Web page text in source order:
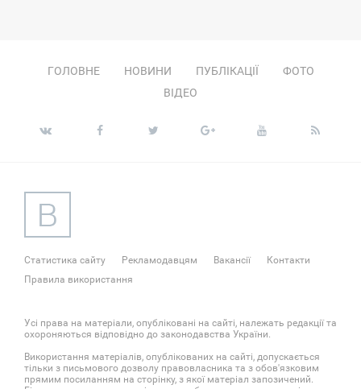
ГОЛОВНЕ НОВИНИ ПУБЛІКАЦІЇ
ФОТО
ВІДЕО
Статистика сайту Рекламодавцям Вакансії
Контакти
Правила використання
Усі права на матеріали, опубліковані на сайті, належать редакції та
охороняються відповідно до законодавства України.
Використання матеріалів, опублікованих на сайті, допускається
тільки з письмового дозволу правовласника та з обов'язковим
прямим посиланням на сторінку, з якої матеріал запозичений.